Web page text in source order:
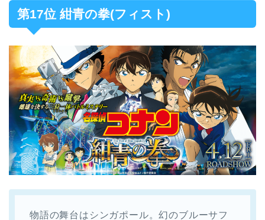
第17位 紺青の拳(フィスト)
物語の舞台はシンガポール。幻のブルーサフ